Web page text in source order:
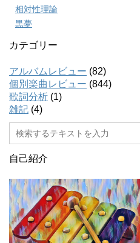
相対性理論
黒夢
カテゴリー
アルバムレビュー (82)
個別楽曲レビュー (844)
歌詞分析 (1)
雑記 (4)
自己紹介